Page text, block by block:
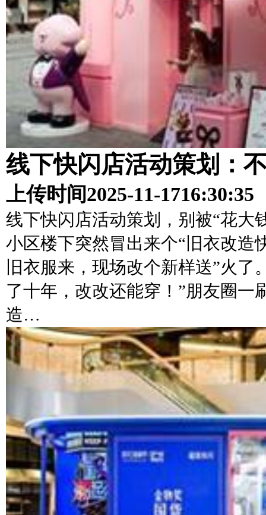
线下快闪店活动策划：
上传时间2025-11-1716:30:35
线下快闪店活动策划，别被“花大
小区楼下突然冒出来个“旧衣改造
旧衣服来，现场改个新样送”火
了十年，改改还能穿！”朋友圈一
造…